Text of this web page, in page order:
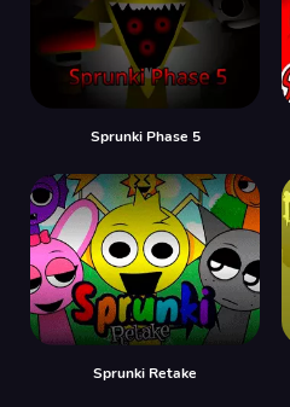
Sprunki Phase 5
Sprunki Retake